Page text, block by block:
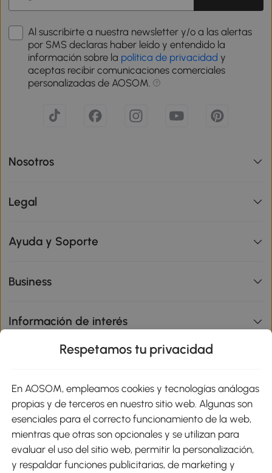
Al suscribirte a nuestra newsletter y/o a las alertas
por SMS declaras haber leído y entendido la
información sobre la política de privacidad y
aceptas recibir comunicaciones comerciales
personalizadas de AOSOM.
Nosotros
Legal
Ayuda y Soporte
Business
Información de interés
Métodos de Pago
Respetamos tu privacidad
En AOSOM, empleamos cookies y tecnologías análogas
propias y de terceros en nuestro sitio web. Algunas son
esenciales para el correcto funcionamiento de la web,
mientras que otras son opcionales y se utilizan para
evaluar el uso del sitio web, permitir la personalización,
y respaldar funciones publicitarias, de marketing y